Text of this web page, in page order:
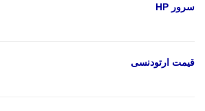
سرور HP
قیمت ارتودنسی